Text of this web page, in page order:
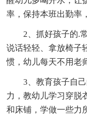
率，保持本班出勤率
2、抓好孩子的.常
说话轻轻、拿放椅子
惯，幼儿每天不用老
3、教育孩子自己
力，教幼儿学习穿脱
和床铺，学做一些力